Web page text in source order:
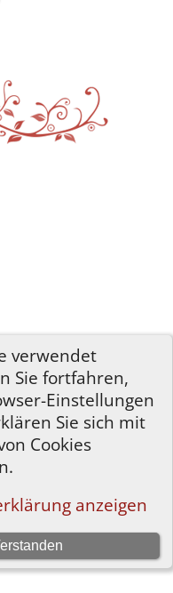
verwendet
Sie fortfahren,
Einstellungen
Sie sich mit
Cookies
anzeigen
2026
of Genealogy Sitebuildingv.
© 2001-2026.
Gesellschaft, Wien
wechseln